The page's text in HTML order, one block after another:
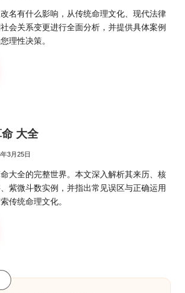
名有什么影响，从传统命理文化、现代法律
会关系变更进行全面分析，并提供具体案例
理性决策。
大全
3月25日
大全的完整世界。本文深入解析其来历、核
紫微斗数实例，并指出常见误区与正确运用
传统命理文化。